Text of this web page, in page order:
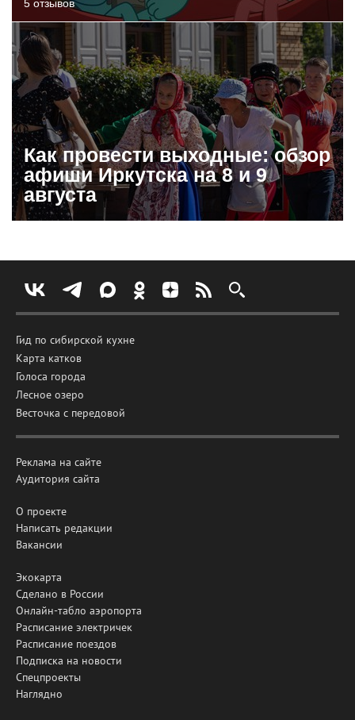
5 отзывов
Как провести выходные: обзор
афиши Иркутска на 8 и 9
августа
Гид по сибирской кухне
Карта катков
Голоса города
Лесное озеро
Весточка с передовой
Реклама на сайте
Аудитория сайта
О проекте
Написать редакции
Вакансии
Экокарта
Сделано в России
Онлайн-табло аэропорта
Расписание электричек
Расписание поездов
Подписка на новости
Спецпроекты
Наглядно